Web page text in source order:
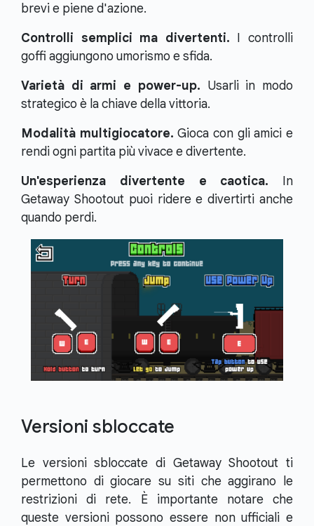
brevi e piene d'azione.
Controlli semplici ma divertenti. I controlli
goffi aggiungono umorismo e sfida.
Varietà di armi e power-up. Usarli in modo
strategico è la chiave della vittoria.
Modalità multigiocatore. Gioca con gli amici e
rendi ogni partita più vivace e divertente.
Un'esperienza divertente e caotica. In
Getaway Shootout puoi ridere e divertirti anche
quando perdi.
Versioni sbloccate
Le versioni sbloccate di Getaway Shootout ti
permettono di giocare su siti che aggirano le
restrizioni di rete. È importante notare che
queste versioni possono essere non ufficiali e